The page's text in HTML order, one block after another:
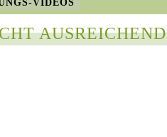
VIDEOS
AUSREICHEND